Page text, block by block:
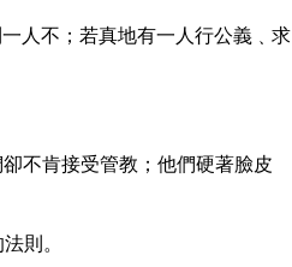
人不；若真地有一人行公義﹑求
不肯接受管教；他們硬著臉皮
則。